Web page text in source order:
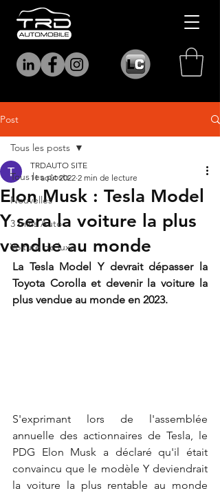
Post
Tous les posts
Nouvelles
3 mins Auto
Voiture de luxe
Tous les posts
Elon Musk : Tesla Model
Y sera la voiture la plus
vendue au monde
TRDAUTO SITE
11 août 2022 2 min de lecture
La Tesla Model Y devrait dépasser la
Toyota Corolla et devenir la voiture la
plus vendue au monde en 2023.
S'exprimant lors de l'assemblée
annuelle des actionnaires de Tesla, le
PDG Elon Musk a déclaré qu'il était
convaincu que le modèle Y deviendrait
la voiture la plus rentable au monde